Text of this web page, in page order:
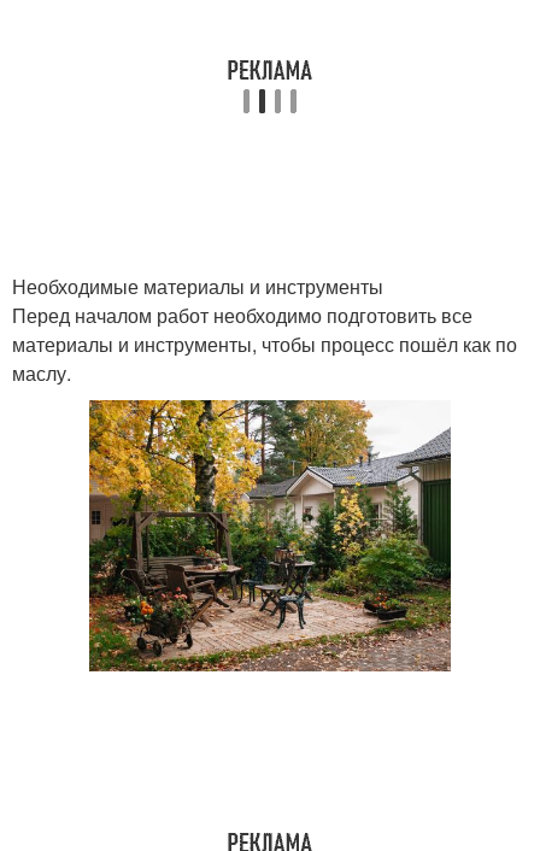
Необходимые материалы и инструменты
Перед началом работ необходимо подготовить все
материалы и инструменты, чтобы процесс пошёл как по
маслу.